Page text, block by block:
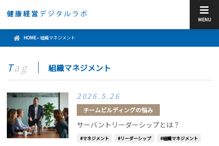
MENU
HOME»組織マネジメント
Tag 組織マネジメント
2026.5.26
チームビルディングの悩み
サーバントリーダーシップとは？
マネジメント リーダーシップ 組織マネジメント